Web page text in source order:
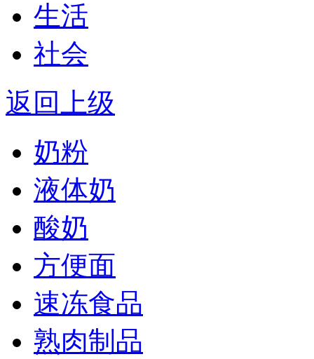
生活
社会
返回上级
奶粉
液体奶
酸奶
方便面
速冻食品
熟肉制品